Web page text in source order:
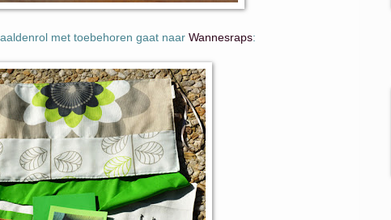
met toebehoren gaat naar Wannesraps: